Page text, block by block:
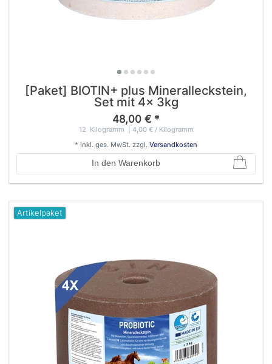
[Paket] BIOTIN+ plus Mineralleckstein,
Set mit 4x 3kg
48,00 € *
12 Kilogramm | 4,00 € / Kilogramm
In den Warenkorb
* inkl. ges. MwSt. zzgl. Versandkosten
Artikelpaket